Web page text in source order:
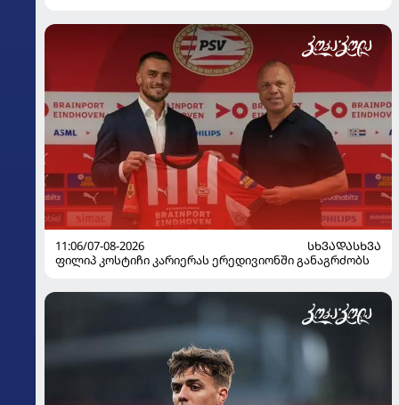
11:06/07-08-2026
ᲡᲮᲕᲐᲓᲐᲡᲮᲕᲐ
ფილიპ კოსტიჩი კარიერას ერედივიონში განაგრძობს